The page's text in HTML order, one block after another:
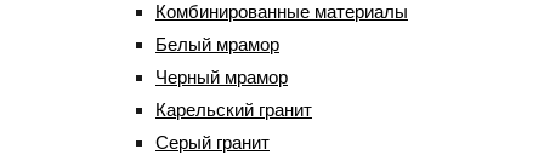
Комбинированные материалы
Белый мрамор
Черный мрамор
Карельский гранит
Серый гранит